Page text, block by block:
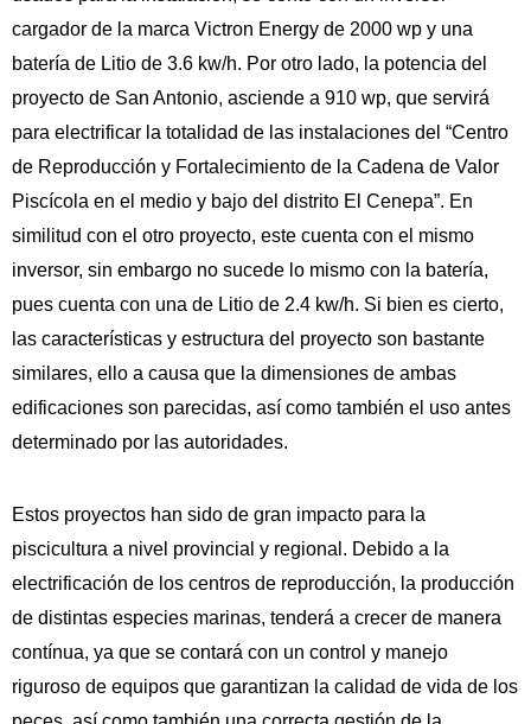
cargador de la marca Victron Energy de 2000 wp y una
batería de Litio de 3.6 kw/h. Por otro lado, la potencia del
proyecto de San Antonio, asciende a 910 wp, que servirá
para electrificar la totalidad de las instalaciones del “Centro
de Reproducción y Fortalecimiento de la Cadena de Valor
Piscícola en el medio y bajo del distrito El Cenepa”. En
similitud con el otro proyecto, este cuenta con el mismo
inversor, sin embargo no sucede lo mismo con la batería,
pues cuenta con una de Litio de 2.4 kw/h. Si bien es cierto,
las características y estructura del proyecto son bastante
similares, ello a causa que la dimensiones de ambas
edificaciones son parecidas, así como también el uso antes
determinado por las autoridades.
Estos proyectos han sido de gran impacto para la
piscicultura a nivel provincial y regional. Debido a la
electrificación de los centros de reproducción, la producción
de distintas especies marinas, tenderá a crecer de manera
contínua, ya que se contará con un control y manejo
riguroso de equipos que garantizan la calidad de vida de los